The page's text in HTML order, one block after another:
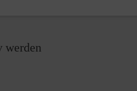
werden